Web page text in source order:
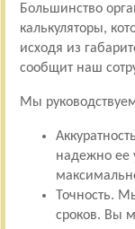
Большинство
калькуляторы,
исходя из
сообщит наш
Мы
надежно ее
Точность.
сроков. Вы